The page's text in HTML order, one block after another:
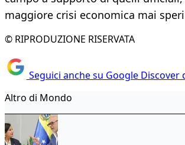
maggiore crisi economica mai
© RIPRODUZIONE RISERVATA
Seguici anche su Google Discover
Altro di Mondo